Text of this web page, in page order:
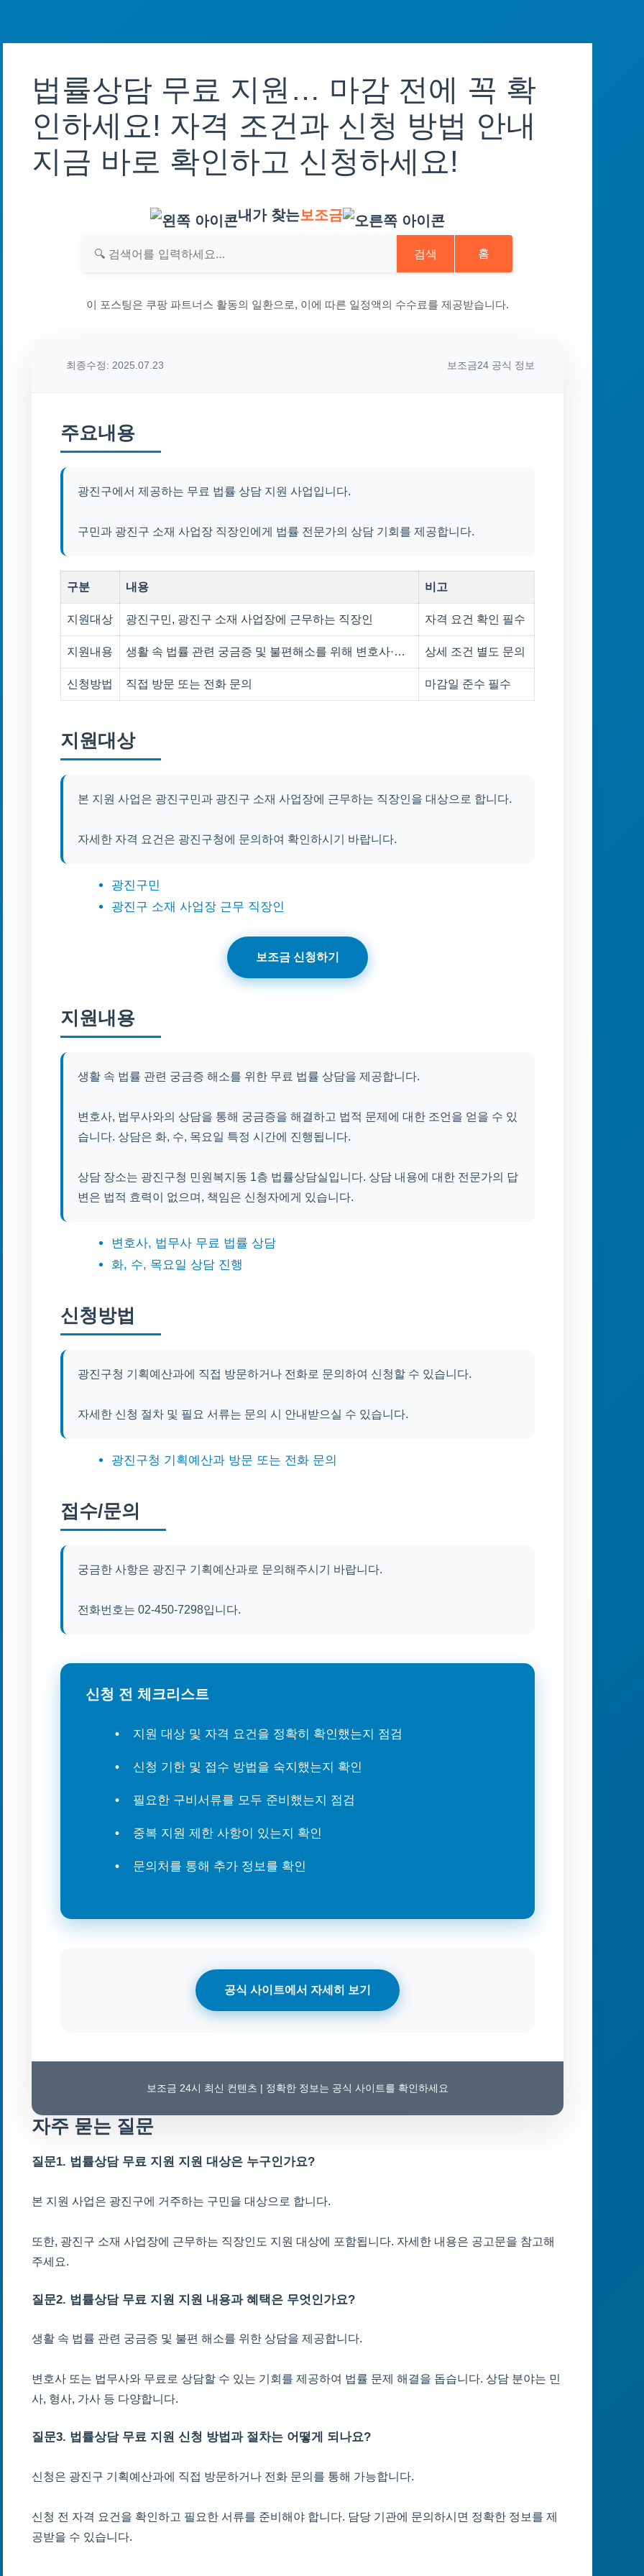
법률상담 무료 지원… 마감 전에 꼭 확
인하세요! 자격 조건과 신청 방법 안내
지금 바로 확인하고 신청하세요!
내가 찾는보조금
검색 홈
이 포스팅은 쿠팡 파트너스 활동의 일환으로, 이에 따른 일정액의 수수료를 제공받습니다.
최종수정: 2025.07.23 보조금24 공식 정보
주요내용
광진구에서 제공하는 무료 법률 상담 지원 사업입니다.
구민과 광진구 소재 사업장 직장인에게 법률 전문가의 상담 기회를 제공합니다.
구분 내용 비고
지원대상 광진구민, 광진구 소재 사업장에 근무하는 직장인 자격 요건 확인 필수
지원내용 생활 속 법률 관련 궁금증 및 불편해소를 위해 변호사·… 상세 조건 별도 문의
신청방법 직접 방문 또는 전화 문의 마감일 준수 필수
지원대상
본 지원 사업은 광진구민과 광진구 소재 사업장에 근무하는 직장인을 대상으로 합니다.
자세한 자격 요건은 광진구청에 문의하여 확인하시기 바랍니다.
광진구민
광진구 소재 사업장 근무 직장인
보조금 신청하기
지원내용
생활 속 법률 관련 궁금증 해소를 위한 무료 법률 상담을 제공합니다.
변호사, 법무사와의 상담을 통해 궁금증을 해결하고 법적 문제에 대한 조언을 얻을 수 있
습니다. 상담은 화, 수, 목요일 특정 시간에 진행됩니다.
상담 장소는 광진구청 민원복지동 1층 법률상담실입니다. 상담 내용에 대한 전문가의 답
변은 법적 효력이 없으며, 책임은 신청자에게 있습니다.
변호사, 법무사 무료 법률 상담
화, 수, 목요일 상담 진행
신청방법
광진구청 기획예산과에 직접 방문하거나 전화로 문의하여 신청할 수 있습니다.
자세한 신청 절차 및 필요 서류는 문의 시 안내받으실 수 있습니다.
광진구청 기획예산과 방문 또는 전화 문의
접수/문의
궁금한 사항은 광진구 기획예산과로 문의해주시기 바랍니다.
전화번호는 02-450-7298입니다.
신청 전 체크리스트
지원 대상 및 자격 요건을 정확히 확인했는지 점검
신청 기한 및 접수 방법을 숙지했는지 확인
필요한 구비서류를 모두 준비했는지 점검
중복 지원 제한 사항이 있는지 확인
문의처를 통해 추가 정보를 확인
공식 사이트에서 자세히 보기
보조금 24시 최신 컨텐츠 | 정확한 정보는 공식 사이트를 확인하세요
자주 묻는 질문
질문1. 법률상담 무료 지원 지원 대상은 누구인가요?
본 지원 사업은 광진구에 거주하는 구민을 대상으로 합니다.
또한, 광진구 소재 사업장에 근무하는 직장인도 지원 대상에 포함됩니다. 자세한 내용은 공고문을 참고해
주세요.
질문2. 법률상담 무료 지원 지원 내용과 혜택은 무엇인가요?
생활 속 법률 관련 궁금증 및 불편 해소를 위한 상담을 제공합니다.
변호사 또는 법무사와 무료로 상담할 수 있는 기회를 제공하여 법률 문제 해결을 돕습니다. 상담 분야는 민
사, 형사, 가사 등 다양합니다.
질문3. 법률상담 무료 지원 신청 방법과 절차는 어떻게 되나요?
신청은 광진구 기획예산과에 직접 방문하거나 전화 문의를 통해 가능합니다.
신청 전 자격 요건을 확인하고 필요한 서류를 준비해야 합니다. 담당 기관에 문의하시면 정확한 정보를 제
공받을 수 있습니다.